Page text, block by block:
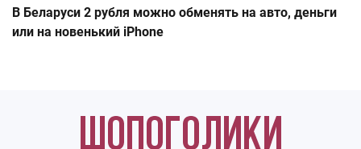
В Беларуси 2 рубля можно обменять на авто, деньги
или на новенький iPhone